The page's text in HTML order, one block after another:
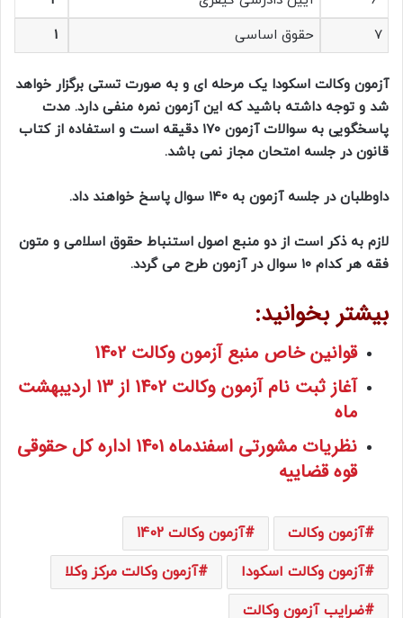
۷
حقوق اساسی
آزمون وکالت اسکودا یک مرحله ای و به صورت تستی برگزار خواهد
شد و توجه داشته باشید که این آزمون نمره منفی دارد. مدت
پاسخگویی به سوالات آزمون ۱۷۰ دقیقه است و استفاده از کتاب
قانون در جلسه امتحان مجاز نمی باشد.
داوطلبان در جلسه آزمون به ۱۴۰ سوال پاسخ خواهند داد.
لازم به ذکر است از دو منبع اصول استنباط حقوق اسلامی و متون
فقه هر کدام ۱۰ سوال در آزمون طرح می گردد.
بیشتر بخوانید:
قوانین خاص منبع آزمون وکالت 1402
آغاز ثبت نام آزمون وکالت 1402 از 13 اردیبهشت
ماه
نظریات مشورتی اسفندماه 1401 اداره کل حقوقی
قوه قضاییه
آزمون وکالت
آزمون وکالت 1402
آزمون وکالت اسکودا
آزمون وکالت مرکز وکلا
ضرایب آزمون وکالت